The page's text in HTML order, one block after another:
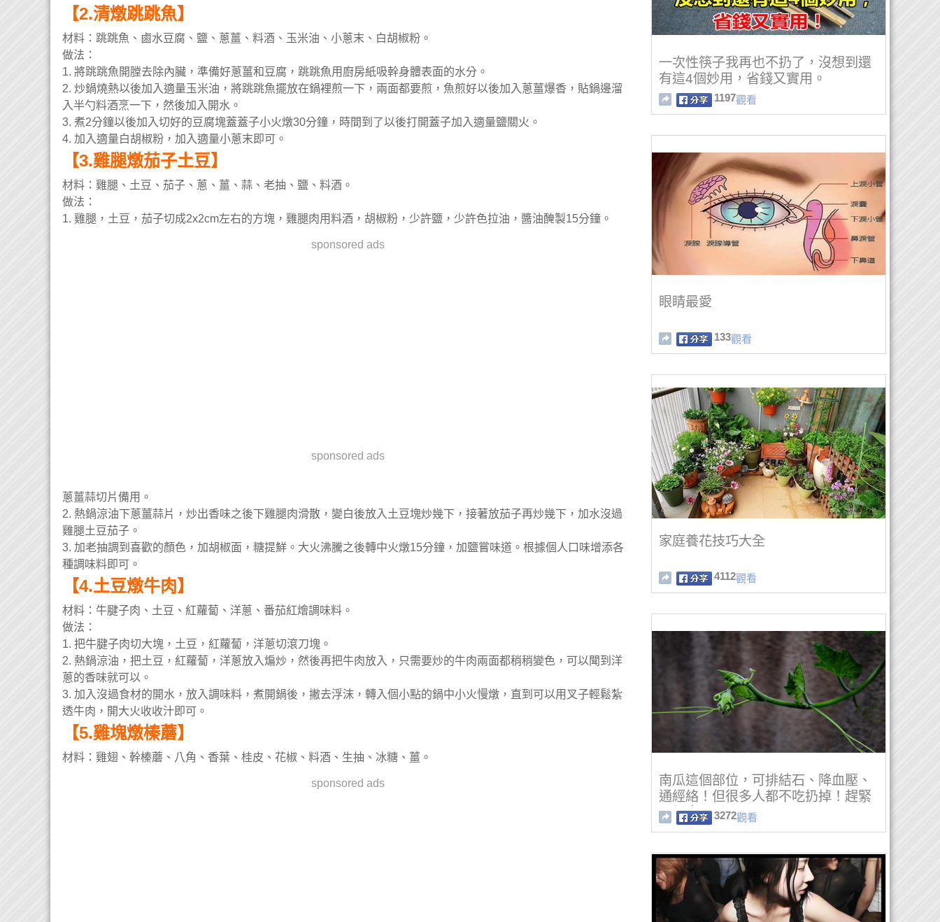
【2.清燉跳跳魚】
材料： 跳跳魚、鹵水豆腐、鹽、蔥薑、料酒、玉米油、小蔥末、白胡椒粉。
做法：
1. 將跳跳魚開膛去除內臟，準備好蔥薑和豆腐，跳跳魚用廚房紙吸幹身體表面的水分。
2. 炒鍋燒熱以後加入適量玉米油，將跳跳魚擺放在鍋裡煎一下，兩面都要煎，魚煎好以後加入蔥薑爆香，貼鍋邊溜
入半勺料酒烹一下，然後加入開水。
3. 煮2分鐘以後加入切好的豆腐塊蓋蓋子小火燉30分鐘，時間到了以後打開蓋子加入適量鹽關火。
4. 加入適量白胡椒粉，加入適量小蔥末即可。
【3.雞腿燉茄子土豆】
材料： 雞腿、土豆、茄子、蔥、薑、蒜、老抽、鹽、料酒。
做法：
1. 雞腿，土豆，茄子切成2x2cm左右的方塊，雞腿肉用料酒，胡椒粉，少許鹽，少許色拉油，醬油醃製15分鐘。
sponsored ads
sponsored ads
蔥薑蒜切片備用。
2. 熱鍋涼油下蔥薑蒜片，炒出香味之後下雞腿肉滑散，變白後放入土豆塊炒幾下，接著放茄子再炒幾下，加水沒過
雞腿土豆茄子。
3. 加老抽調到喜歡的顏色，加胡椒面，糖提鮮。大火沸騰之後轉中火燉15分鐘，加鹽嘗味道。根據個人口味增添各
種調味料即可。
【4.土豆燉牛肉】
材料： 牛腱子肉、土豆、紅蘿蔔、洋蔥、番茄紅燴調味料。
做法：
1. 把牛腱子肉切大塊，土豆，紅蘿蔔，洋蔥切滾刀塊。
2. 熱鍋涼油，把土豆，紅蘿蔔，洋蔥放入煸炒，然後再把牛肉放入，只需要炒的牛肉兩面都稍稍變色，可以聞到洋
蔥的香味就可以。
3. 加入沒過食材的開水，放入調味料，煮開鍋後，撇去浮沫，轉入個小點的鍋中小火慢燉，直到可以用叉子輕鬆紮
透牛肉，開大火收收汁即可。
【5.雞塊燉榛蘑】
材料： 雞翅、幹榛蘑、八角、香葉、桂皮、花椒、料酒、生抽、冰糖、薑。
sponsored ads
一次性筷子我再也不扔了，沒想到還
有這4個妙用，省錢又實用。
1197觀看
眼睛最愛
133觀看
家庭養花技巧大全
4112觀看
南瓜這個部位，可排結石、降血壓、
通經絡！但很多人都不吃扔掉！趕緊
一起來看看！
3272觀看